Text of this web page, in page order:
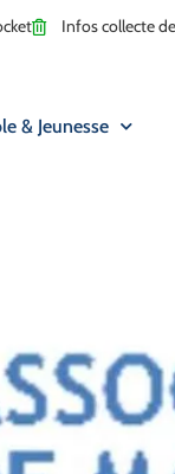
Infos collecte
& Jeunesse